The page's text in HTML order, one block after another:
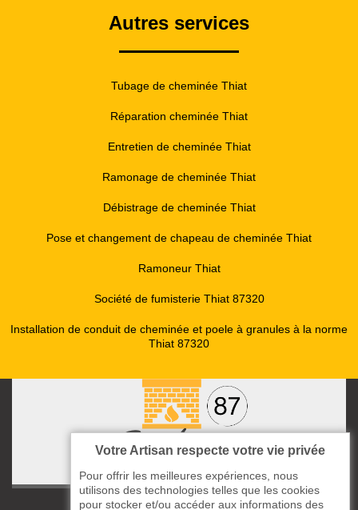
Autres services
Tubage de cheminée Thiat
Réparation cheminée Thiat
Entretien de cheminée Thiat
Ramonage de cheminée Thiat
Débistrage de cheminée Thiat
Pose et changement de chapeau de cheminée Thiat
Ramoneur Thiat
Société de fumisterie Thiat 87320
Installation de conduit de cheminée et poele à granules à la norme
Thiat 87320
ccas le Bourg
Votre Artisan respecte votre vie privée
Pour offrir les meilleures expériences, nous
utilisons des technologies telles que les cookies
pour stocker et/ou accéder aux informations des